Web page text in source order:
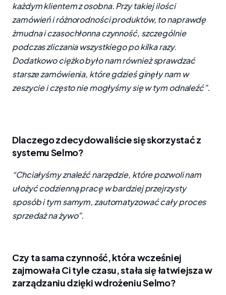
każdym klientem z osobna. Przy takiej ilości
zamówień i różnorodności produktów, to naprawdę
żmudna i czasochłonna czynność, szczególnie
podczas zliczania wszystkiego po kilka razy.
Dodatkowo ciężko było nam również sprawdzać
starsze zamówienia, które gdzieś ginęły nam w
zeszycie i często nie mogłyśmy się w tym odnaleźć”.
Dlaczego zdecydowaliście się skorzystać z
systemu Selmo?
“Chciałyśmy znaleźć narzędzie, które pozwoli nam
ułożyć codzienną pracę w bardziej przejrzysty
sposób i tym samym, zautomatyzować cały proces
sprzedaż na żywo”.
Czy ta sama czynność, która wcześniej
zajmowała Ci tyle czasu, stała się łatwiejsza w
zarządzaniu dzięki wdrożeniu Selmo?